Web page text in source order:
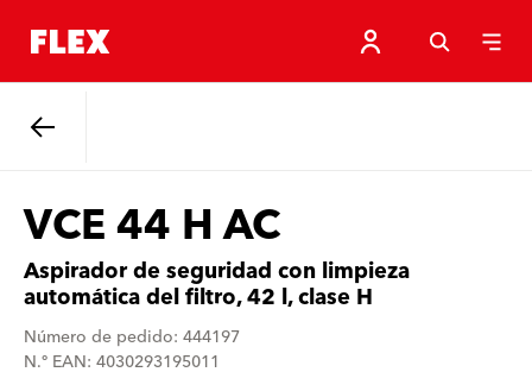
VCE 44 H AC
Aspirador de seguridad con limpieza
automática del filtro, 42 l, clase H
Número de pedido: 444197
N.º EAN: 4030293195011